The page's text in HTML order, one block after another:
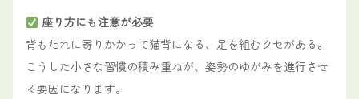
座り方にも注意が必要
背もたれに寄りかかって猫背になる、足を組むクセがある。
こうした小さな習慣の積み重ねが、姿勢のゆがみを進行させ
る要因になります。